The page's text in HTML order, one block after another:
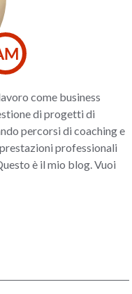
come business
di progetti di
percorsi di coaching e
professionali
è il mio blog. Vuoi